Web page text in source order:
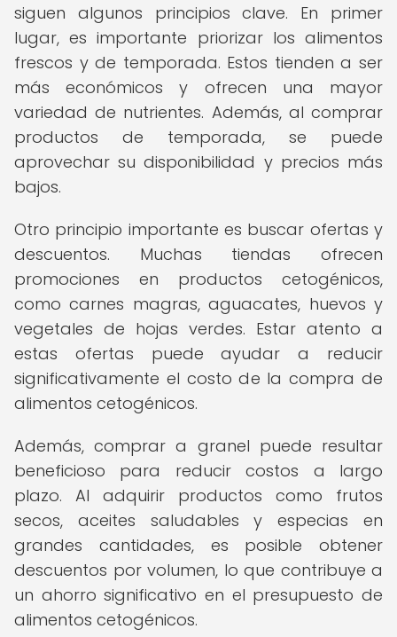
siguen algunos principios clave. En primer
lugar, es importante priorizar los alimentos
frescos y de temporada. Estos tienden a ser
más económicos y ofrecen una mayor
variedad de nutrientes. Además, al comprar
productos de temporada, se puede
aprovechar su disponibilidad y precios más
bajos.
Otro principio importante es buscar ofertas y
descuentos. Muchas tiendas ofrecen
promociones en productos cetogénicos,
como carnes magras, aguacates, huevos y
vegetales de hojas verdes. Estar atento a
estas ofertas puede ayudar a reducir
significativamente el costo de la compra de
alimentos cetogénicos.
Además, comprar a granel puede resultar
beneficioso para reducir costos a largo
plazo. Al adquirir productos como frutos
secos, aceites saludables y especias en
grandes cantidades, es posible obtener
descuentos por volumen, lo que contribuye a
un ahorro significativo en el presupuesto de
alimentos cetogénicos.